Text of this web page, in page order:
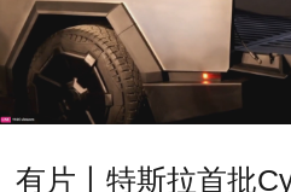
有片丨特斯拉首批